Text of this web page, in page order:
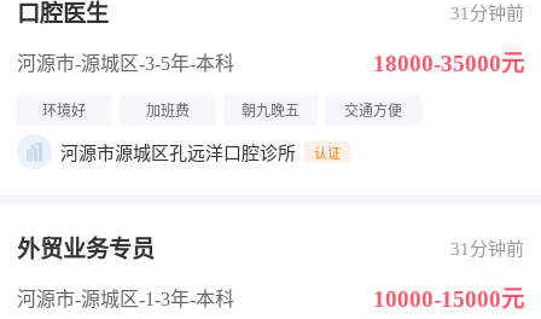
口腔医生 31分钟前
河源市-源城区-3-5年-本科 18000-35000元
环境好 加班费 朝九晚五 交通方便
河源市源城区孔远洋口腔诊所 认证
外贸业务专员 31分钟前
河源市-源城区-1-3年-本科 10000-15000元